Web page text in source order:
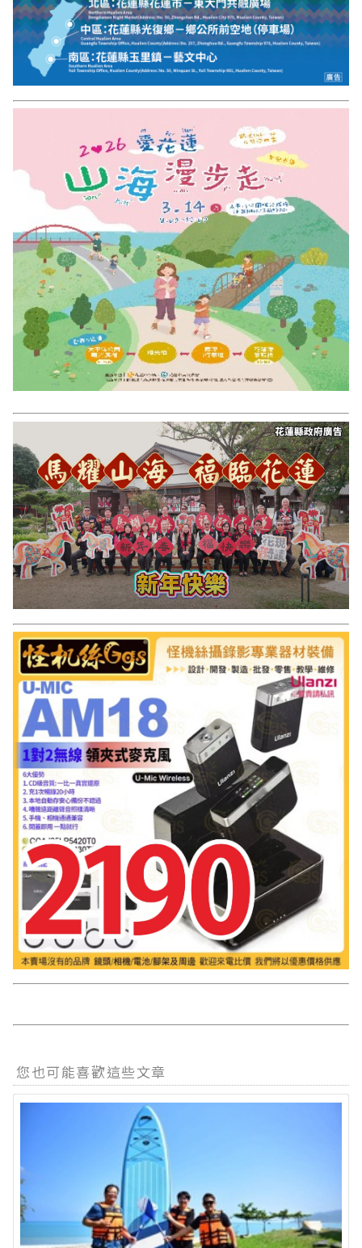
您也可能喜歡這些文章